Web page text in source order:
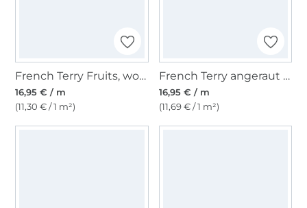
French Terry Fruits, wollweiß
16,95 € / m
(11,30 € / 1 m²)
French Terry angeraut Lovely Leaves, rot
16,95 € / m
(11,69 € / 1 m²)